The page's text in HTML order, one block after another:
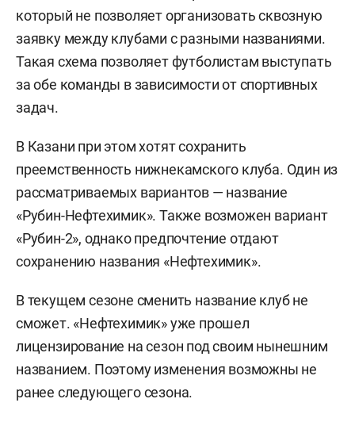
который не позволяет организовать сквозную
заявку между клубами с разными названиями.
Такая схема позволяет футболистам выступать
за обе команды в зависимости от спортивных
задач.
В Казани при этом хотят сохранить
преемственность нижнекамского клуба. Один из
рассматриваемых вариантов — название
«Рубин-Нефтехимик». Также возможен вариант
«Рубин-2», однако предпочтение отдают
сохранению названия «Нефтехимик».
В текущем сезоне сменить название клуб не
сможет. «Нефтехимик» уже прошел
лицензирование на сезон под своим нынешним
названием. Поэтому изменения возможны не
ранее следующего сезона.